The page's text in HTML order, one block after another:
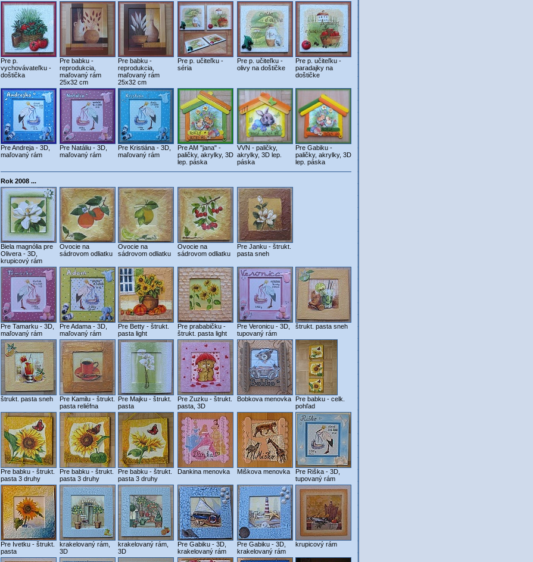
Pre p.
vychovávateľku -
doštička
Pre babku -
reprodukcia,
maľovaný rám
25x32 cm
Pre babku -
reprodukcia,
maľovaný rám
25x32 cm
Pre p. učiteľku -
séria
Pre p. učiteľku -
olivy na doštičke
Pre p. učiteľku -
paradajky na
doštičke
Pre Andreja - 3D,
maľovaný rám
Pre Natáliu - 3D,
maľovaný rám
Pre Kristiána - 3D,
maľovaný rám
Pre AM "jana" -
paličky, akrylky, 3D
lep. páska
VVN - paličky,
akrylky, 3D lep.
páska
Pre Gabiku -
paličky, akrylky, 3D
lep. páska
Rok 2008 ...
Biela magnólia pre
Olivera - 3D,
krupicový rám
Ovocie na
sádrovom odliatku
Ovocie na
sádrovom odliatku
Ovocie na
sádrovom odliatku
Pre Janku - štrukt.
pasta sneh
Pre Tamarku - 3D,
maľovaný rám
Pre Adama - 3D,
maľovaný rám
Pre Betty - štrukt.
pasta light
Pre prababičku -
štrukt. pasta light
Pre Veronicu - 3D,
tupovaný rám
štrukt. pasta sneh
štrukt. pasta sneh
Pre Kamilu - štrukt.
pasta reliéfna
Pre Majku - štrukt.
pasta
Pre Zuzku - štrukt.
pasta, 3D
Bobkova menovka
Pre babku - celk.
pohľad
Pre babku - štrukt.
pasta 3 druhy
Pre babku - štrukt.
pasta 3 druhy
Pre babku - štrukt.
pasta 3 druhy
Dankina menovka Miškova menovka
Pre Riška - 3D,
tupovaný rám
Pre Ivetku - štrukt.
pasta
krakelovaný rám,
3D
krakelovaný rám,
3D
Pre Gabiku - 3D,
krakelovaný rám
Pre Gabiku - 3D,
krakelovaný rám
krupicový rám